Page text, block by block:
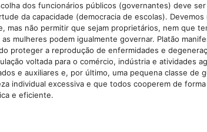
dos funcionários públicos (governantes) deve
da capacidade (democracia de escolas).
mas não permitir que sejam proprietários, nem que
mulheres podem igualmente governar. Platão
proteger a reprodução de enfermidades e
voltada para o comércio, indústria e atividades
e auxiliares e, por último, uma pequena classe de
individual excessiva e que todos cooperem de
e eficiente.